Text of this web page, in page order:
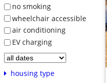
no smoking
wheelchair accessible
air conditioning
EV charging
housing type